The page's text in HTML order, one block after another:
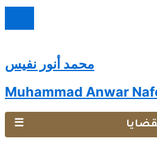
محمد أنور نفيس
Muhammad Anwar
☰